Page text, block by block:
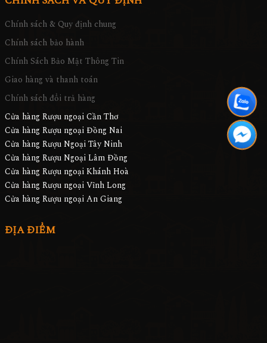
Chính sách & Quy định chung
Chính sách bảo hành
Chính Sách Bảo Mật Thông Tin
Giao hàng và thanh toán
Chính sách đổi trả hàng
Cửa hàng Rượu ngoại Cần Thơ
Cửa hàng Rượu ngoại Đồng Nai
Cửa hàng Rượu Ngoại Tây Ninh
Cửa hàng Rượu Ngoại Lâm Đồng
Cửa hàng Rượu ngoại Khánh Hoà
Cửa hàng Rượu ngoại Vĩnh Long
Cửa hàng Rượu ngoại An Giang